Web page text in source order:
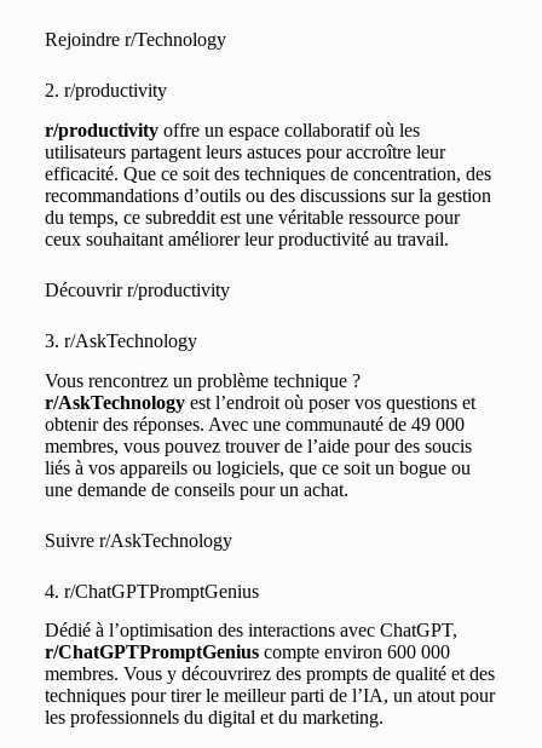
Rejoindre r/Technology
2. r/productivity
r/productivityoffre un espace collaboratif où les
utilisateurs partagent leurs astuces pour accroître leur
efficacité. Que ce soit des techniques de concentration, des
recommandations d’outils ou des discussions sur la gestion
du temps, ce subreddit est une véritable ressource pour
ceux souhaitant améliorer leur productivité au travail.
Découvrirr/productivity
3. r/AskTechnology
Vous rencontrez un problème technique ?
r/AskTechnologyest l’endroit où poser vos questions et
obtenir des réponses. Avec une communauté de 49 000
membres, vous pouvez trouver de l’aide pour des soucis
liés à vos appareils ou logiciels, que ce soit un bogue ou
une demande de conseils pour un achat.
Suivre r/AskTechnology
4. r/ChatGPTPromptGenius
Dédié à l’optimisation des interactions avec ChatGPT,
r/ChatGPTPromptGeniuscompte environ 600 000
membres. Vous y découvrirez des prompts de qualité et des
techniques pour tirer le meilleur parti de l’IA, un atout pour
les professionnels du digital et du marketing.